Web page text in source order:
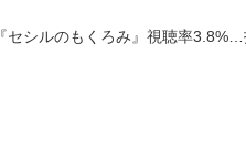
『セシルのもくろみ』視聴率